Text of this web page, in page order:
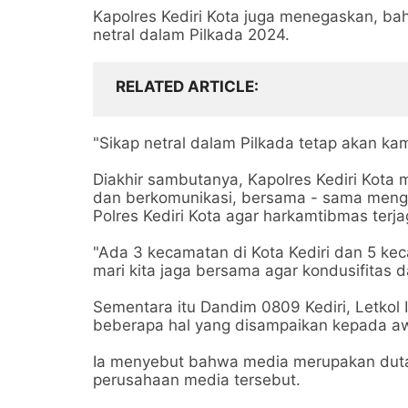
Kapolres Kediri Kota juga menegaskan,
netral dalam Pilkada 2024.
RELATED ARTICLE
"Sikap netral dalam Pilkada tetap akan
Diakhir sambutanya, Kapolres Kediri
dan berkomunikasi, bersama - sama
Polres Kediri Kota agar harkamtibmas
"Ada 3 kecamatan di Kota Kediri dan 5
mari kita jaga bersama agar kondusifitas
Sementara itu Dandim 0809 Kediri,
beberapa hal yang disampaikan kepada
Ia menyebut bahwa media merupakan
perusahaan media tersebut.